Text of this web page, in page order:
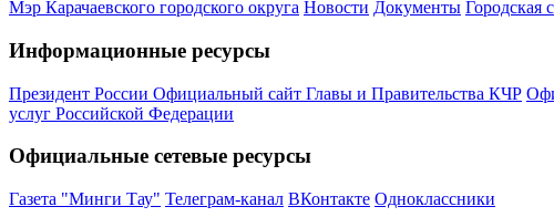
Мэр Карачаевского городского округа Новости Документы Городская
Информационные ресурсы
Президент России Официальный сайт Главы и Правительства КЧР
услуг Российской Федерации
Официальные сетевые ресурсы
Газета "Минги Тау" Телеграм-канал ВКонтакте Одноклассники